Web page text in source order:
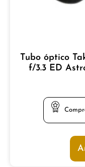
Tubo óptico
f/3.3 ED